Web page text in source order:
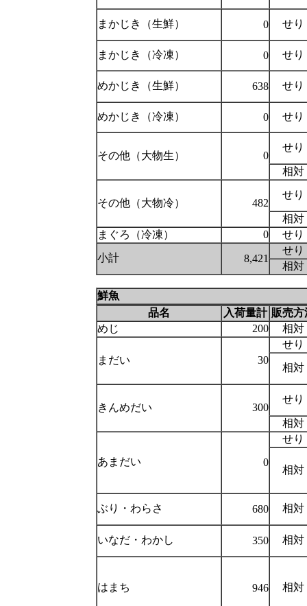
まかじき（生鮮） 0 せり
まかじき（冷凍） 0 せり
めかじき（生鮮） 638 せり
めかじき（冷凍） 0 せり
その他（大物生） 0
せり
相対
その他（大物冷） 482
せり
相対
まぐろ（冷凍）
0
せり
小計
8,421
せり
相対
鮮魚
品名
入荷量計 販売方
めじ
200 相対
まだい 30
せり
相対
きんめだい 300
せり
相対
あまだい 0
せり
相対
ぶり・わらさ 680 相対
いなだ・わかし 350 相対
はまち 946 相対